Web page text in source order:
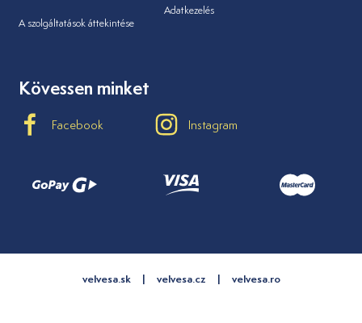
A szolgáltatások áttekintése
Adatkezelés
Kövessen minket
Facebook Instagram
velvesa.sk velvesa.cz velvesa.ro